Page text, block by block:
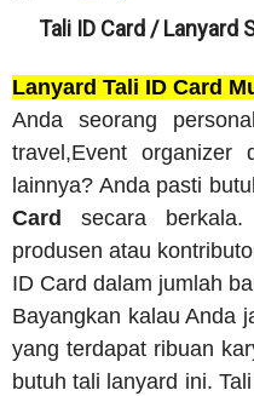
Tali ID Card / Lanyard
Lanyard Tali ID Card
Anda seorang
travel,Event organizer
lainnya? Anda pasti
Cardsecara
produsen atau
ID Card dalam jumlah
Bayangkan kalau Anda
yang terdapat ribuan
butuh tali lanyard ini.